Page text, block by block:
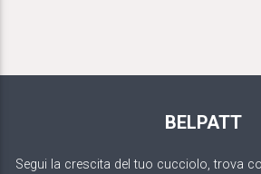
BELPATT
Segui la crescita del tuo cucciolo, trova